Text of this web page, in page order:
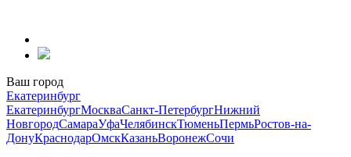
содержанию
Ваш город
Екатеринбург
ЕкатеринбургМоскваСанкт-ПетербургНижний
НовгородСамараУфаЧелябинскТюменьПермьРостов-на-
ДонуКраснодарОмскКазаньВоронежСочи